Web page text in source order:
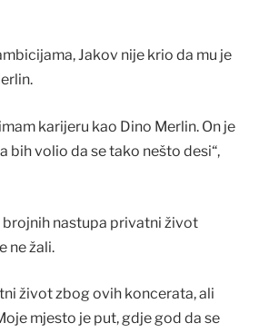
Jakov nije krio da mu je
karijeru kao Dino Merlin. On je
bih volio da se tako nešto desi“,
brojnih nastupa privatni život
ne žali.
život zbog ovih koncerata, ali
mjesto je put, gdje god da se